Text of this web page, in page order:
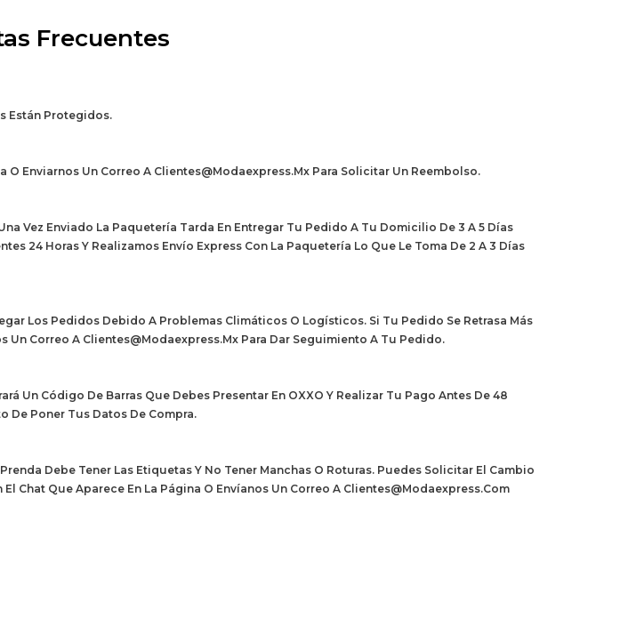
Frecuentes
Están Protegidos.
Enviarnos Un Correo A Clientes@modaexpress.mx Para Solicitar Un Reembolso.
Vez Enviado La Paquetería Tarda En Entregar Tu Pedido A Tu Domicilio De 3 A 5 Días
24 Horas Y Realizamos Envío Express Con La Paquetería Lo Que Le Toma De 2 A 3 Días
Los Pedidos Debido A Problemas Climáticos O Logísticos. Si Tu Pedido Se Retrasa Más
Un Correo A Clientes@modaexpress.mx Para Dar Seguimiento A Tu Pedido.
Un Código De Barras Que Debes Presentar En OXXO Y Realizar Tu Pago Antes De 48
De Poner Tus Datos De Compra.
Debe Tener Las Etiquetas Y No Tener Manchas O Roturas. Puedes Solicitar El Cambio
Chat Que Aparece En La Página O Envíanos Un Correo A Clientes@modaexpress.com